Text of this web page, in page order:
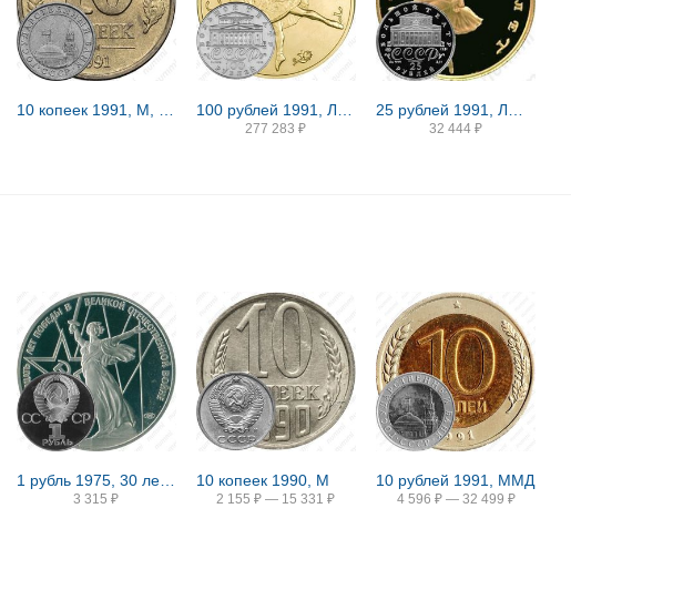
277 283 ₽ 32 444 ₽
1 рубль 1975, 30 лет Победы, Редкие
3 315 ₽
10 копеек 1990, М
2 155 ₽ — 15 331 ₽
10 рублей 1991, ММД
4 596 ₽ — 32 499 ₽